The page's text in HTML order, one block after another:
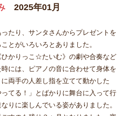
2025年01月
たり、サンタさんからプレゼントを
とがいろいろとありました。
かりっこ☆たいむ》の劇や合奏など
には、ピアノの音に合わせて身体を
両手の人差し指を立てて動かした
てる！」とばかりに舞台に入って行
りに楽しんでいる姿がありました。